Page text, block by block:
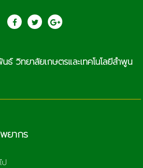
ธ์ วิทยาลัยเกษตรและเทคโนโลยีลำพูน
ยากร
ป